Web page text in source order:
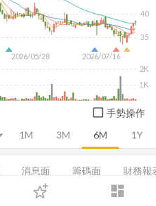
dashboard
登入
1M 3M 6M 1Y
2026/05/28 2026/07/16
35
40
1K
2K
手勢操作
消息面 籌碼面 財務報